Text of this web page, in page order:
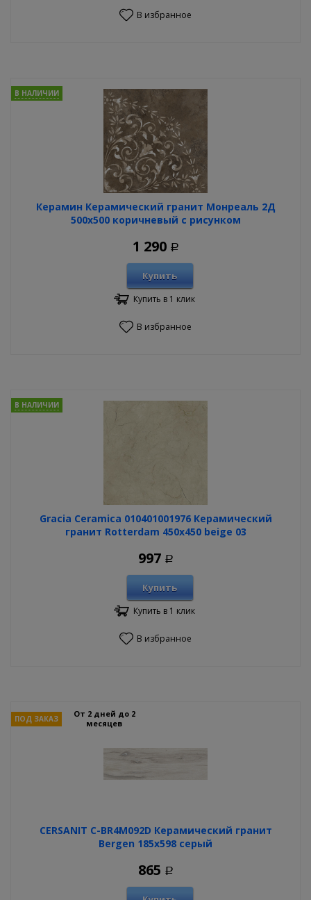
В избранное
Керамин Керамический гранит Монреаль 2Д
500х500 коричневый с рисунком
В НАЛИЧИИ
1 290 Р
Купить
Купить в 1 клик
В избранное
Gracia Ceramica 010401001976 Керамический
гранит Rotterdam 450х450 beige 03
В НАЛИЧИИ
997 Р
Купить
Купить в 1 клик
В избранное
CERSANIT C-BR4M092D Керамический гранит
Bergen 185х598 серый
ПОД ЗАКАЗ
От 2 дней до 2
месяцев
865 Р